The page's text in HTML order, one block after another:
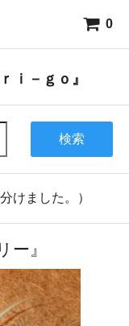
0
ｉ－ｇｏ』
検索
けました。）
ー』